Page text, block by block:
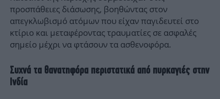
προσπάθειες διάσωσης, βοηθώντας στον
απεγκλωβισμό ατόμων που είχαν παγιδευτεί στο
κτίριο και μεταφέροντας τραυματίες σε ασφαλές
σημείο μέχρι να φτάσουν τα ασθενοφόρα.
Συχνά τα θανατηφόρα περιστατικά από πυρκαγιές στην
Ινδία